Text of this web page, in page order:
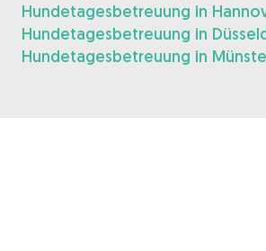
Hundetagesbetreuung in
Hundetagesbetreuung in
Hundetagesbetreuung in